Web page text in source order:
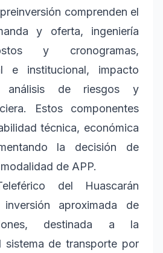
comprenden el
y oferta, ingeniería
y cronogramas,
e institucional, impacto
análisis de riesgos y
Estos componentes
técnica, económica
la decisión de
de APP.
del Huascarán
aproximada de
destinada a la
sistema de transporte por